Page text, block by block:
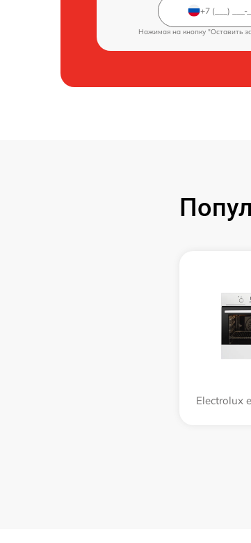
Нажимая на кнопку "Оставить
Electrolux